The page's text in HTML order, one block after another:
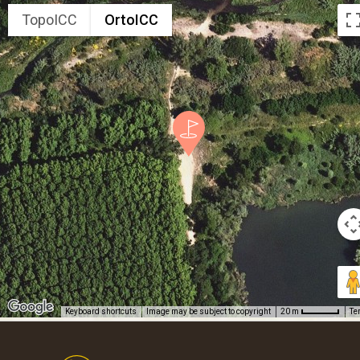
TopoICC OrtoICC
Keyboard shortcuts Image may be subject to copyright 20 m